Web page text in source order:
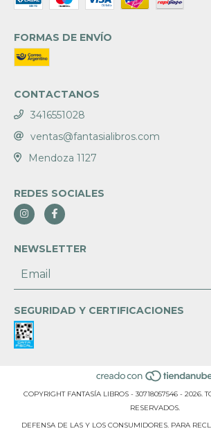
FORMAS DE ENVÍO
CONTACTANOS
3416551028
ventas@fantasialibros.com
Mendoza 1127
REDES SOCIALES
NEWSLETTER
SEGURIDAD Y CERTIFICACIONES
COPYRIGHT FANTASÍA LIBROS - 30718057546 - 2026.
RESERVADOS.
DEFENSA DE LAS Y LOS CONSUMIDORES. PARA